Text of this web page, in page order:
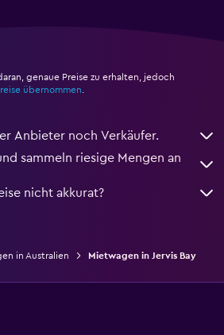
genaue Preise zu erhalten, jedoch
übernommen.
Anbieter noch Verkäufer.
sammeln riesige Mengen an
nicht akkurat?
in Australien Mietwagen in Jervis Bay